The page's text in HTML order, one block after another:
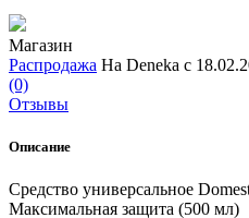
Магазин
Распродажа На Deneka с
(0)
Отзывы
Описание
Средство универсальное
Максимальная защита (500 мл)